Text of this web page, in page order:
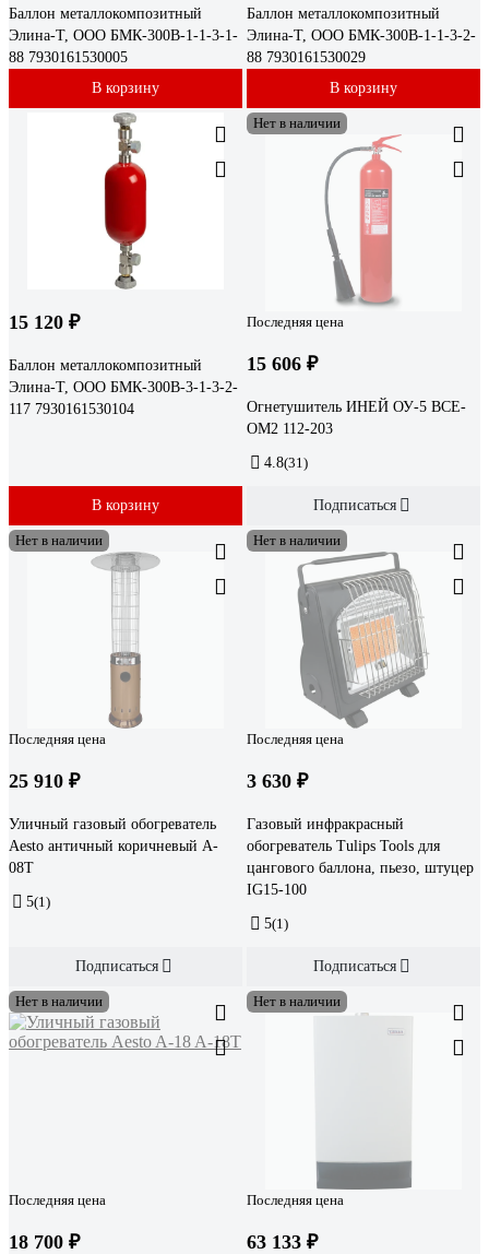
Баллон металлокомпозитный
Элина-Т, ООО БМК-300В-1-1-3-1-
88 7930161530005
В корзину
Баллон металлокомпозитный
Элина-Т, ООО БМК-300В-1-1-3-2-
88 7930161530029
В корзину
15 120 ₽
Баллон металлокомпозитный
Элина-Т, ООО БМК-300В-3-1-3-2-
117 7930161530104
В корзину
Нет в наличии
Последняя цена
15 606 ₽
Огнетушитель ИНЕЙ ОУ-5 ВСЕ-
ОМ2 112-203
4.8(31)
Подписаться
Нет в наличии
Последняя цена
25 910 ₽
Уличный газовый обогреватель
Aesto античный коричневый A-
08Т
5(1)
Подписаться
Нет в наличии
Последняя цена
3 630 ₽
Газовый инфракрасный
обогреватель Tulips Tools для
цангового баллона, пьезо, штуцер
IG15-100
5(1)
Подписаться
Нет в наличии
Последняя цена
18 700 ₽
Нет в наличии
Последняя цена
63 133 ₽